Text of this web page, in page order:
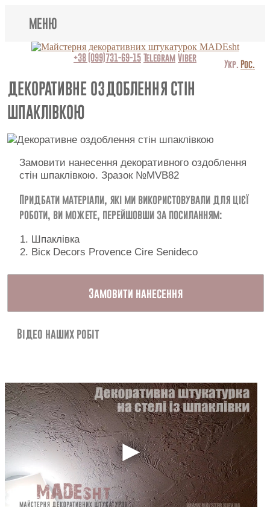
МЕНЮ
Lincrusta
Види штукатурок
Поклейка шпалер
Картини
Декоративні панно
Відео
Питання-відповідь
Про нас
Контакти
+38 (099)731-69-15TelegramViber
ДЕКОРАТИВНЕ ОЗДОБЛЕННЯ СТІН
ШПАКЛІВКОЮ
Замовити нанесення декоративного оздоблення
стін шпаклівкою. Зразок №MVB82
Придбати матеріали, які ми використовували для цієї
роботи, ви можете, перейшовши за посиланням:
Шпаклівка
Віск Decors Provence Cire Senideco
Замовити нанесення
Відео наших робіт
Укр. Рос.